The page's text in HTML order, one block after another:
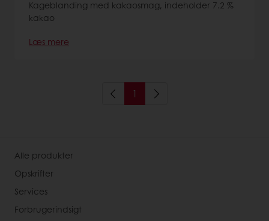
Kageblanding med kakaosmag, indeholder 7.2 %
kakao
Læs mere
1
Alle produkter
Opskrifter
Services
Forbrugerindsigt